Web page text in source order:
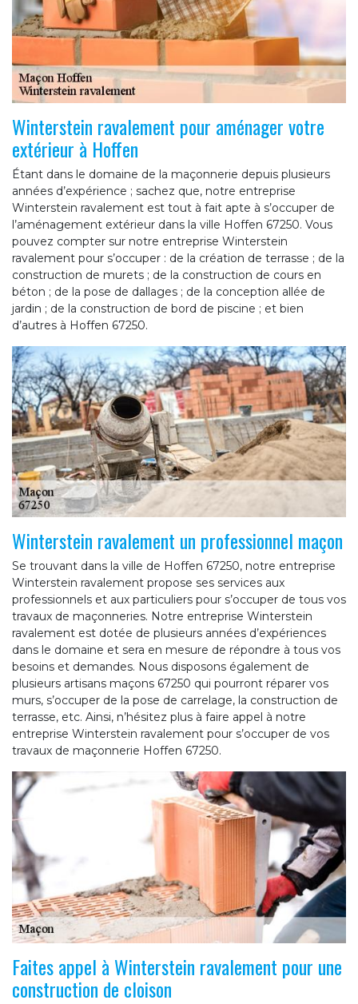
Winterstein ravalement pour aménager votre
extérieur à Hoffen
Étant dans le domaine de la maçonnerie depuis plusieurs
années d’expérience ; sachez que, notre entreprise
Winterstein ravalement est tout à fait apte à s’occuper de
l’aménagement extérieur dans la ville Hoffen 67250. Vous
pouvez compter sur notre entreprise Winterstein
ravalement pour s’occuper : de la création de terrasse ; de la
construction de murets ; de la construction de cours en
béton ; de la pose de dallages ; de la conception allée de
jardin ; de la construction de bord de piscine ; et bien
d’autres à Hoffen 67250.
Winterstein ravalement un professionnel maçon
Se trouvant dans la ville de Hoffen 67250, notre entreprise
Winterstein ravalement propose ses services aux
professionnels et aux particuliers pour s’occuper de tous vos
travaux de maçonneries. Notre entreprise Winterstein
ravalement est dotée de plusieurs années d’expériences
dans le domaine et sera en mesure de répondre à tous vos
besoins et demandes. Nous disposons également de
plusieurs artisans maçons 67250 qui pourront réparer vos
murs, s’occuper de la pose de carrelage, la construction de
terrasse, etc. Ainsi, n’hésitez plus à faire appel à notre
entreprise Winterstein ravalement pour s’occuper de vos
travaux de maçonnerie Hoffen 67250.
Faites appel à Winterstein ravalement pour une
construction de cloison